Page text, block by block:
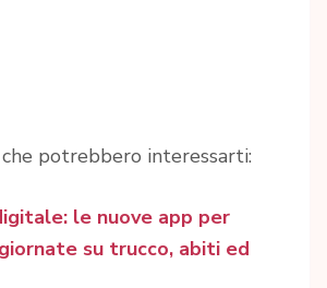
potrebbero interessarti:
le nuove app per
su trucco, abiti ed